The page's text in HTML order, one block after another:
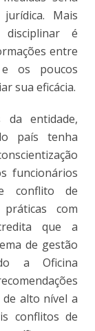
Mais
é
entre
os poucos
sua eficácia.
da entidade,
país tenha
funcionários
conflito de
com
que a
de gestão
a Oficina
alto nível a
conflitos de